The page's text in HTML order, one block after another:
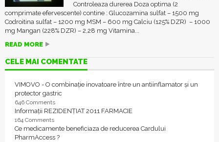
Controleaza durerea Doza optima (2
comprimate efervescente) contine : Glucozamina sulfat – 1500 mg
Codroitina sulfat – 1200 mg MSM – 600 mg Calciu (125% DZR) – 1000
mg Mangan (228% DZR) – 2,28 mg Vitamina...
READ MORE
CELE MAI COMENTATE
VIMOVO - O combinație inovatoare între un antiinflamator și un
protector gastric
646 Comments
Informații REZIDENȚIAT 2011 FARMACIE
164 Comments
Ce medicamente beneficiaza de reducerea Cardului
PharmAccess ?